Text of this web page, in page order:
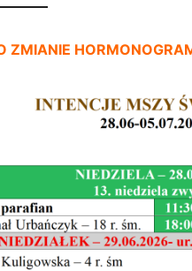
ZMIANIE